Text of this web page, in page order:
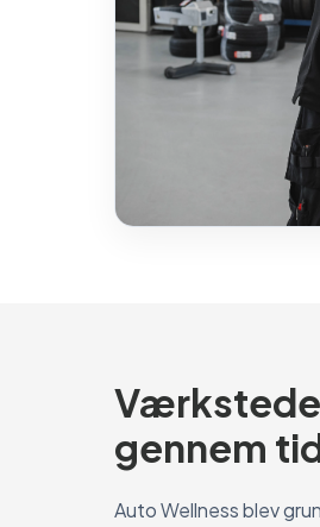
gennem
Auto Wellness blev